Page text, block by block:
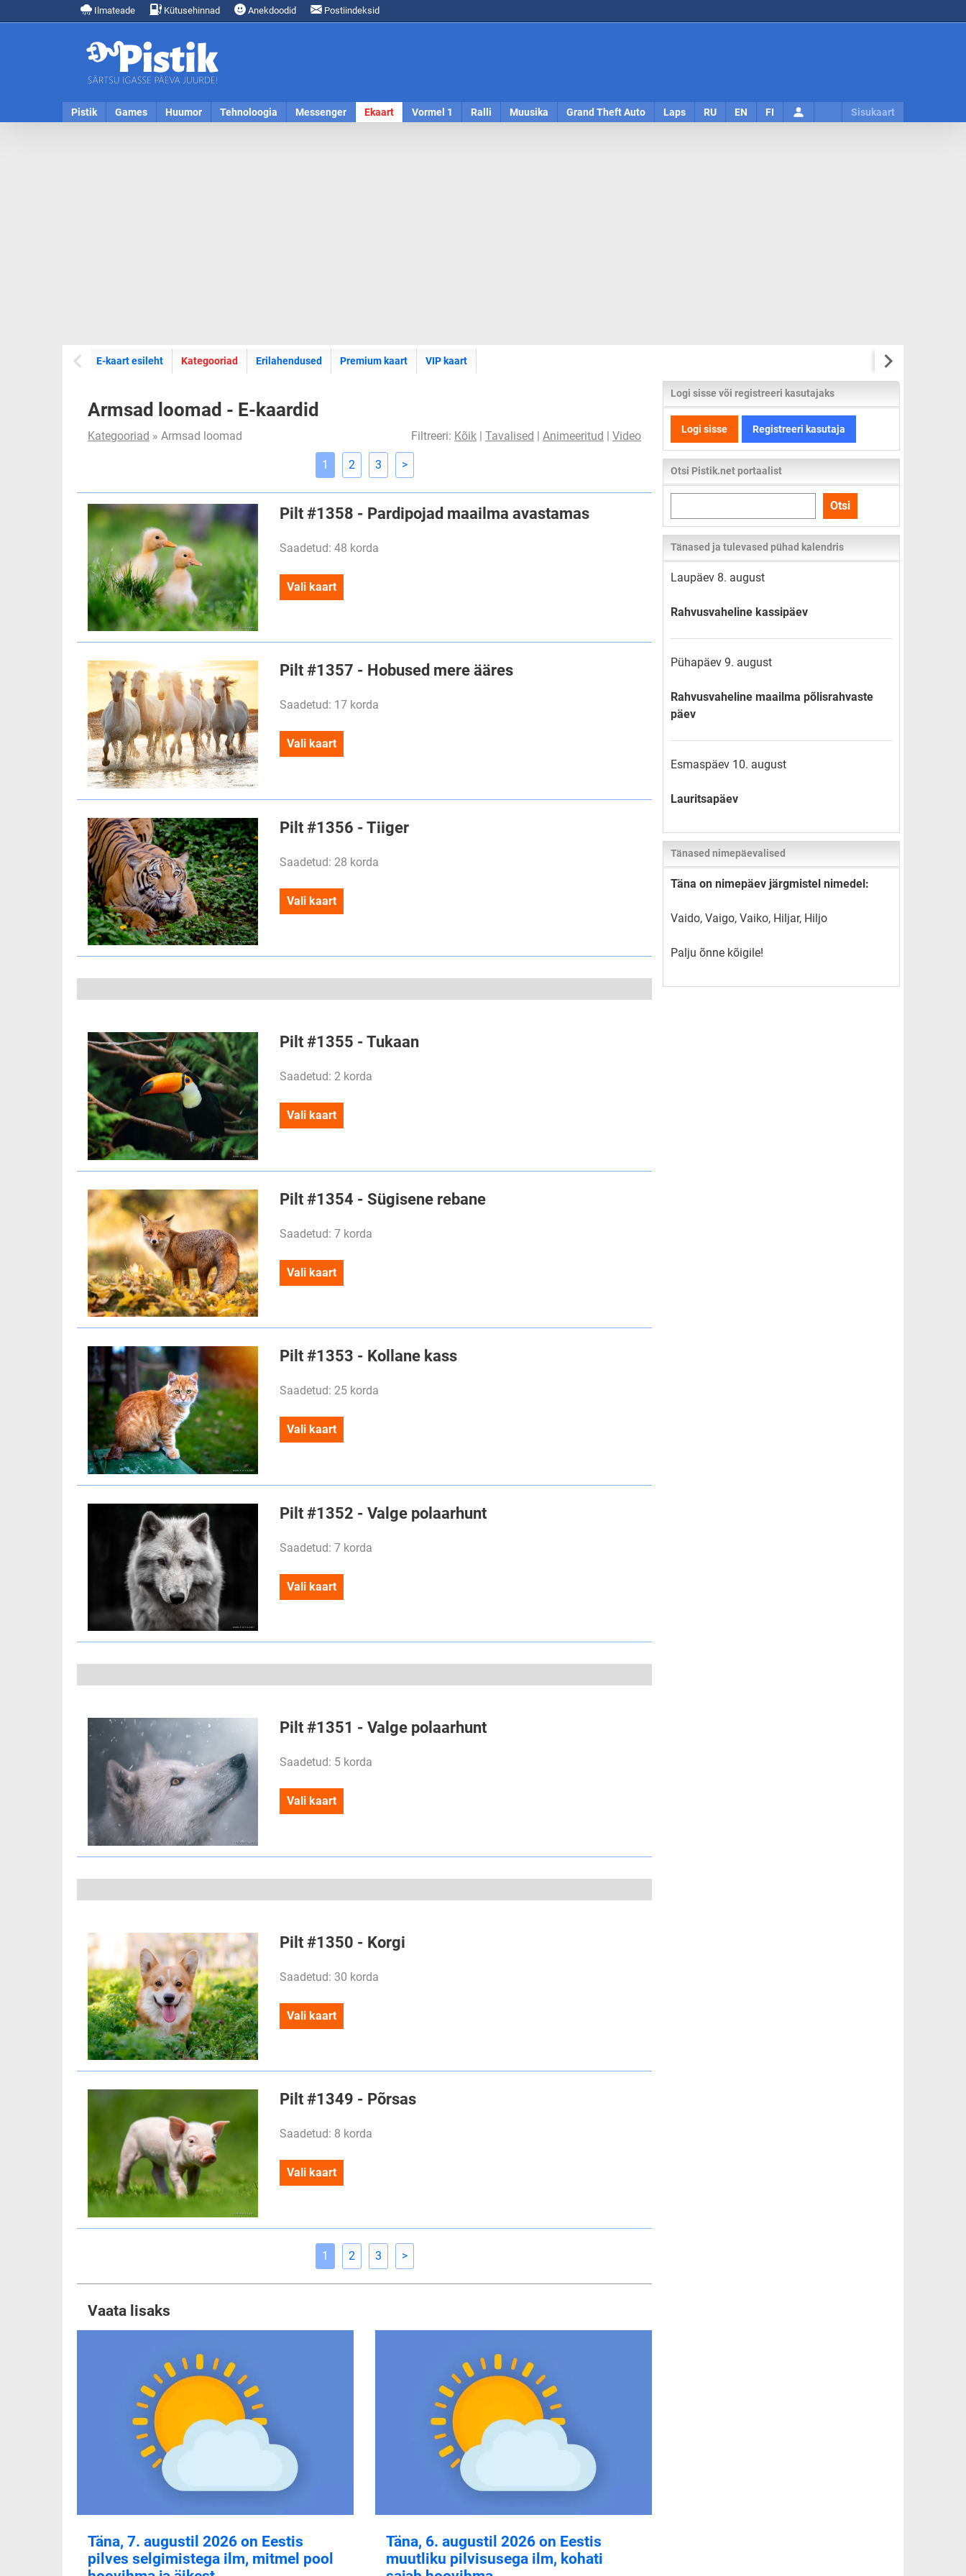
Ilmateade Kütusehinnad Anekdoodid Postiindeksid
Pistik Games Huumor Tehnoloogia Messenger Ekaart Vormel 1 Ralli Muusika Grand Theft Auto Laps RU EN FI Sisukaart
E-kaart esileht E-kaartide
Kategooriad Erilahendused Premium kaart VIP kaart
Armsad loomad - E-kaardid
Kategooriad » Armsad loomad Filtreeri: Kõik | Tavalised | Animeeritud | Video
1 2 3 >
Pilt #1358 - Pardipojad maailma avastamas
Saadetud: 48 korda
Vali kaart
Pilt #1357 - Hobused mere ääres
Saadetud: 17 korda
Vali kaart
Pilt #1356 - Tiiger
Saadetud: 28 korda
Vali kaart
Pilt #1355 - Tukaan
Saadetud: 2 korda
Vali kaart
Pilt #1354 - Sügisene rebane
Saadetud: 7 korda
Vali kaart
Pilt #1353 - Kollane kass
Saadetud: 25 korda
Vali kaart
Pilt #1352 - Valge polaarhunt
Saadetud: 7 korda
Vali kaart
Pilt #1351 - Valge polaarhunt
Saadetud: 5 korda
Vali kaart
Pilt #1350 - Korgi
Saadetud: 30 korda
Vali kaart
Pilt #1349 - Põrsas
Saadetud: 8 korda
Vali kaart
1 2 3 >
Vaata lisaks
Täna, 7. augustil 2026 on Eestis
pilves selgimistega ilm, mitmel pool
Täna, 6. augustil 2026 on Eestis
muutliku pilvisusega ilm, kohati
Logi sisse või registreeri kasutajaks
Logi sisse Registreeri kasutaja
Otsi Pistik.net portaalist
kogu
lehelt
Otsi
Tänased ja tulevased pühad kalendris
Laupäev 8. august
Rahvusvaheline kassipäev
Pühapäev 9. august
Rahvusvaheline maailma põlisrahvaste
päev
Esmaspäev 10. august
Lauritsapäev
Tänased nimepäevalised
Täna on nimepäev järgmistel nimedel:
Vaido, Vaigo, Vaiko, Hiljar, Hiljo
Palju õnne kõigile!